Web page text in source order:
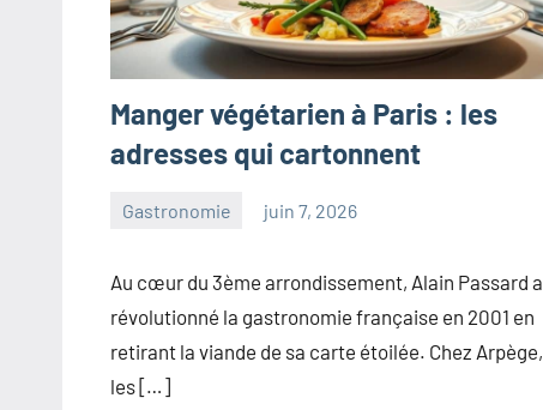
Manger végétarien à Paris : les
adresses qui cartonnent
Gastronomie juin 7, 2026
Au cœur du 3ème arrondissement, Alain Passard a
révolutionné la gastronomie française en 2001 en
retirant la viande de sa carte étoilée. Chez Arpège,
les […]